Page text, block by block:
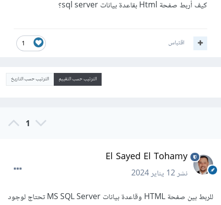
كيف أربط صفحة Html بقاعدة بيانات sql server؟
1 اقتباس
الترتيب حسب التقييم الترتيب حسب التاريخ
1
El Sayed El Tohamy
نشر12 يناير 2024
للربط بين صفحة HTML وقاعدة بيانات MS SQL Server تحتاج لوجود